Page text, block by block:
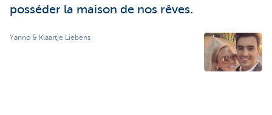
posséder la maison de nos rêves.
Yanno & Klaartje Liebens